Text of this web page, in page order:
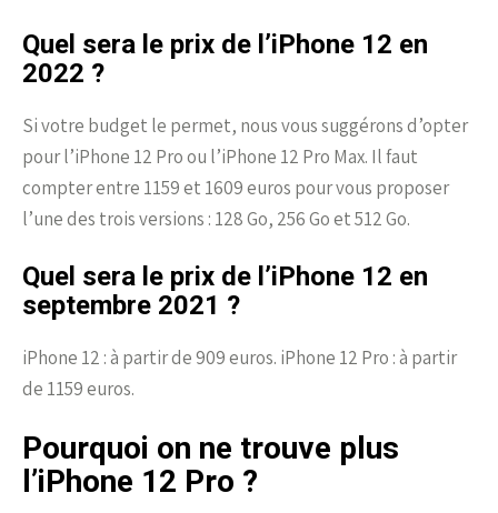
Quel sera le prix de l’iPhone 12 en
2022 ?
Si votre budget le permet, nous vous suggérons d’opter
pour l’iPhone 12 Pro ou l’iPhone 12 Pro Max. Il faut
compter entre 1159 et 1609 euros pour vous proposer
l’une des trois versions : 128 Go, 256 Go et 512 Go.
Quel sera le prix de l’iPhone 12 en
septembre 2021 ?
iPhone 12 : à partir de 909 euros. iPhone 12 Pro : à partir
de 1159 euros.
Pourquoi on ne trouve plus
l’iPhone 12 Pro ?